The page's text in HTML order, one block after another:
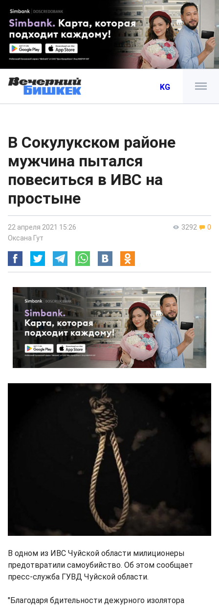
KG
В Сокулукском районе
мужчина пытался
повеситься в ИВС на
простыне
3292 0
22 апреля 2021 15:26
Оксана Гут
В одном из ИВС Чуйской области милиционеры
предотвратили самоубийство. Об этом сообщает
пресс-служба ГУВД Чуйской области.
"Благодаря бдительности дежурного изолятора